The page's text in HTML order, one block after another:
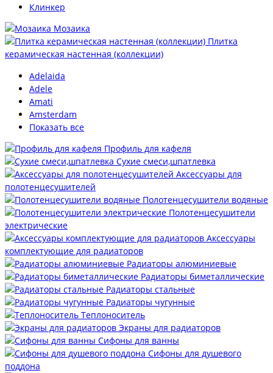
Клинкер
Мозаика
Плитка
керамическая настенная (коллекции)
Adelaida
Adele
Amati
Amsterdam
Показать все
Профиль для кафеля
Сухие смеси,шпатлевка
Аксессуары для
полотенцесушителей
Полотенцесушители водяные
Полотенцесушители
электрические
Аксессуары
комплектующие для радиаторов
Радиаторы алюминиевые
Радиаторы биметаллические
Радиаторы стальные
Радиаторы чугунные
Теплоноситель
Экраны для радиаторов
Сифоны для ванны
Сифоны для душевого
поддона